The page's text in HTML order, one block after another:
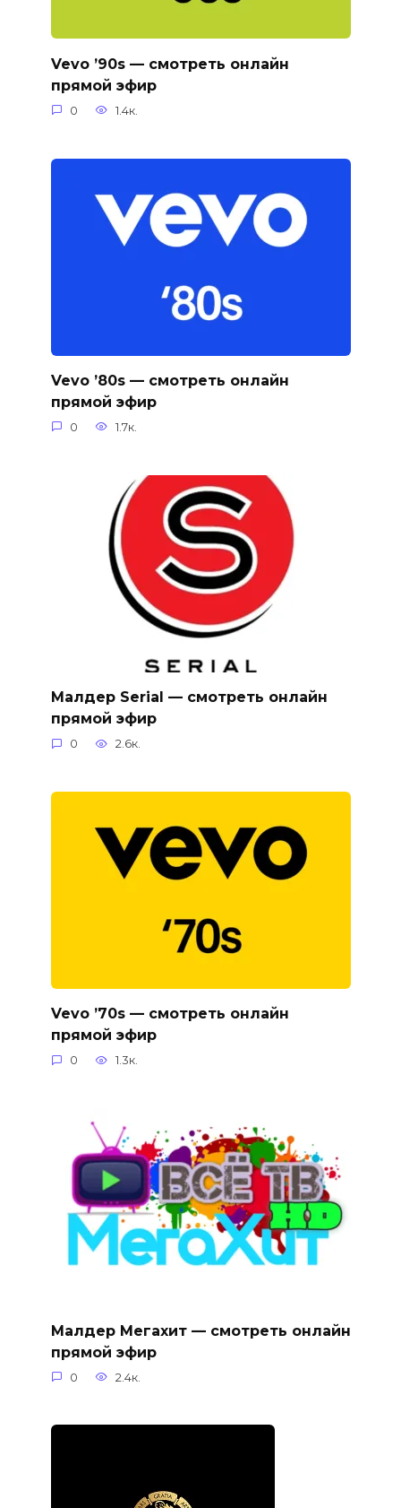
Vevo ’90s — смотреть онлайн
прямой эфир
0 1.4к.
Vevo ’80s — смотреть онлайн
прямой эфир
0 1.7к.
Малдер Serial — смотреть онлайн
прямой эфир
0 2.6к.
Vevo ’70s — смотреть онлайн
прямой эфир
0 1.3к.
Малдер Мегахит — смотреть онлайн
прямой эфир
0 2.4к.